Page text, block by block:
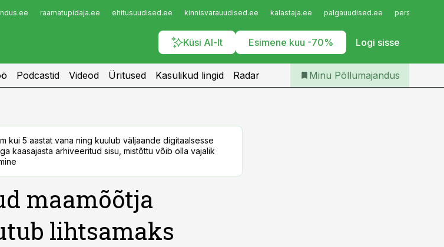
raamatupidaja.ee ehitusuudised.ee kinnisvarauudised.ee kalastaja.ee palgauudised.ee
Küsi AI-lt Esimene kuu -70% Logi sisse
Iseteenindus
Telli Põllumajandus
Podcastid Videod Üritused Kasulikud lingid Radar Minu Põllumajandus
kui 5 aastat vana ning kuulub väljaande digitaalsesse
kaasajasta arhiveeritud sisu, mistõttu võib olla vajalik
maamõõtja
lihtsamaks